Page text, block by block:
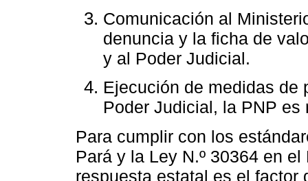
Comunicación al
denuncia y la ficha de
y al Poder Judicial.
Ejecución de medidas de
Poder Judicial, la PNP
Para cumplir con los
Pará y la Ley N.º 30364 en
respuesta estatal es el factor